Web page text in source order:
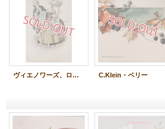
ヴィエノワーズ、ロココ貴婦人 C.Klein・ベリー